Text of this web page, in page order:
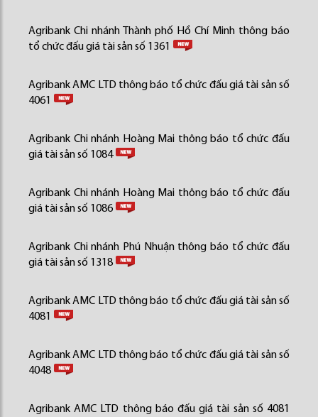
Agribank Chi nhánh Thành phố Hồ Chí Minh thông báo
tổ chức đấu giá tài sản số 1361
Agribank AMC LTD thông báo tổ chức đấu giá tài sản số
4061
Agribank Chi nhánh Hoàng Mai thông báo tổ chức đấu
giá tài sản số 1084
Agribank Chi nhánh Hoàng Mai thông báo tổ chức đấu
giá tài sản số 1086
Agribank Chi nhánh Phú Nhuận thông báo tổ chức đấu
giá tài sản số 1318
Agribank AMC LTD thông báo tổ chức đấu giá tài sản số
4081
Agribank AMC LTD thông báo tổ chức đấu giá tài sản số
4048
Agribank AMC LTD thông báo đấu giá tài sản số 4081